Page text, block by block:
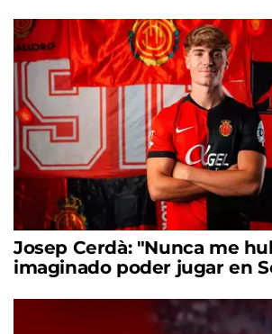
Josep Cerdà: "Nunca me
imaginado poder jugar en